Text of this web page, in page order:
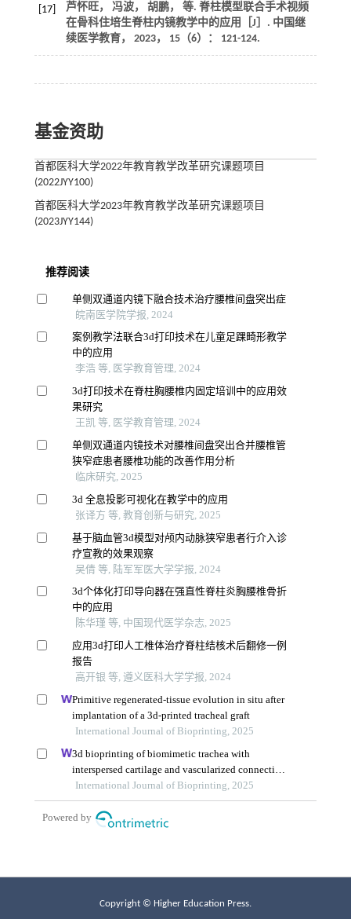
[17] 芦怀旺， 冯波， 胡鹏， 等. 脊柱模型联合手术视频
在骨科住培生脊柱内镜教学中的应用［J］. 中国继
续医学教育， 2023， 15（6）： 121-124.
基金资助
首都医科大学2022年教育教学改革研究课题项目
(2022JYY100)
首都医科大学2023年教育教学改革研究课题项目
(2023JYY144)
Copyright © Higher Education Press.